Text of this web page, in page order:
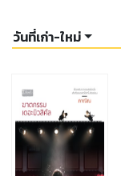
วันที่เก่า-ใหม่